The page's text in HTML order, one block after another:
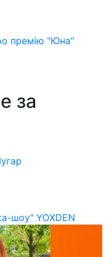
премію "Юна"
за
шоу" YOXDEN